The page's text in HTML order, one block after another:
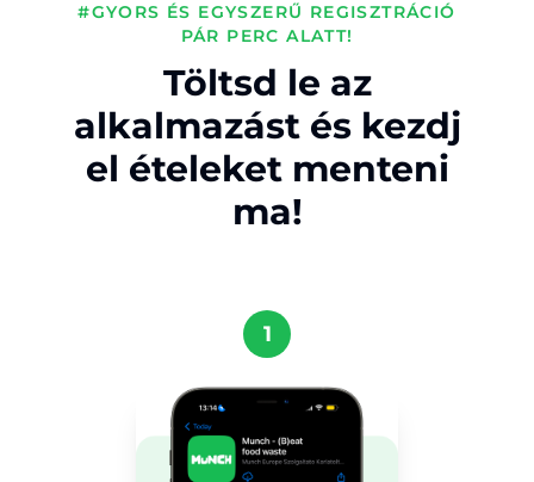
#GYORS ÉS EGYSZERŰ REGISZTRÁCIÓ
PÁR PERC ALATT!
Töltsd le az
alkalmazást és kezdj
el ételeket menteni
ma!
1